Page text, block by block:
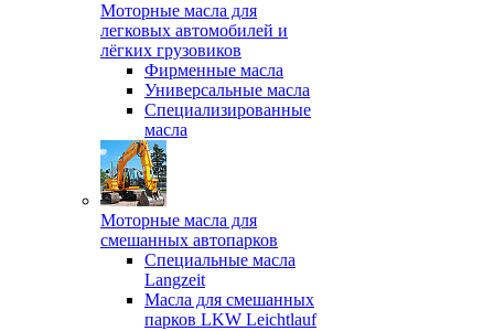
Моторные масла для
легковых автомобилей и
лёгких грузовиков
Фирменные масла
Универсальные масла
Специализированные
масла
Моторные масла для
смешанных автопарков
Специальные масла
Langzeit
Масла для смешанных
парков LKW Leichtlauf